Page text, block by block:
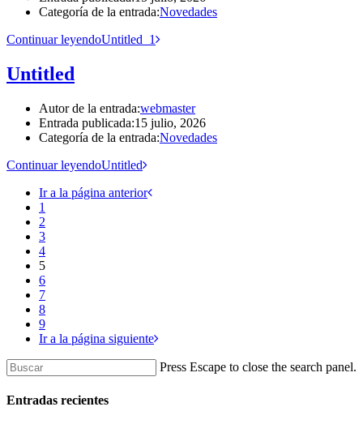
Categoría de la entrada:Novedades
Continuar leyendoUntitled_1
Untitled
Autor de la entrada:webmaster
Entrada publicada:15 julio, 2026
Categoría de la entrada:Novedades
Continuar leyendoUntitled
Ir a la página anterior
1
2
3
4
5
6
7
8
9
Ir a la página siguiente
Press Escape to close the search panel.
Entradas recientes